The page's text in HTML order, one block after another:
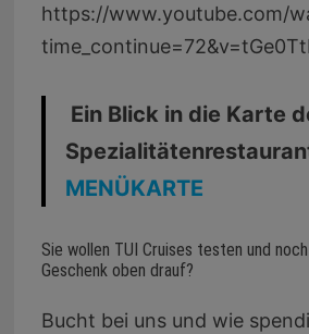
https://www.youtube.com/
Ein Blick in die Karte
MENÜKARTE
Sie wollen TUI Cruises testen und
Geschenk oben drauf?
Bucht bei uns und wie